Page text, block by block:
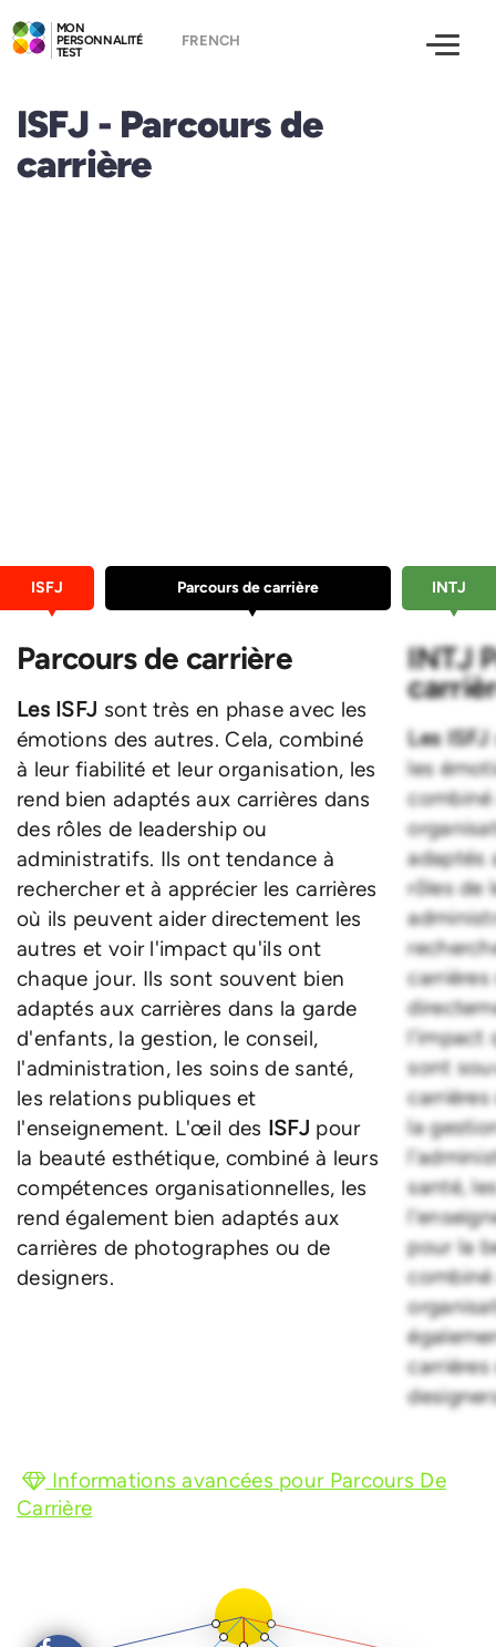
MON
PERSONNALITÉ
TEST
ISFJ - Parcours de
carrière
ISFJ Parcours de carrière INTJ
Parcours de carrière
Les ISFJ sont très en phase avec les
émotions des autres. Cela, combiné
à leur fiabilité et leur organisation, les
rend bien adaptés aux carrières dans
des rôles de leadership ou
administratifs. Ils ont tendance à
rechercher et à apprécier les carrières
où ils peuvent aider directement les
autres et voir l'impact qu'ils ont
chaque jour. Ils sont souvent bien
adaptés aux carrières dans la garde
d'enfants, la gestion, le conseil,
l'administration, les soins de santé,
les relations publiques et
l'enseignement. L'œil des ISFJ pour
la beauté esthétique, combiné à leurs
compétences organisationnelles, les
rend également bien adaptés aux
carrières de photographes ou de
designers.
INTJ
Les ISFJ
les
adaptés
rôles de
l'impact
sont
la
santé,
pour la
Informations avancées pour Parcours De
Carrière